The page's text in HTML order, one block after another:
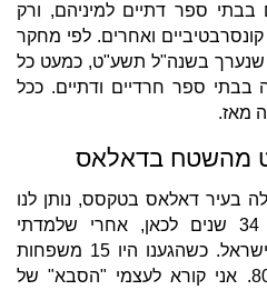
ל-90% לומדים בבתי ספר דתיים למיניהם, ורק
קונסרבטיביים ואחרים. לפי מחקר
שנערך בשנה"ל תשע"ט, כמעט כל
בבתי ספר חרדיים ודתיים. ככל
מאז.
מהשטח בדאלאס
בעיר דאלאס בטקסס, נותן לנו
מבט מהשטח. 'הגענו לפני 34 שנים לכאן, אחרי שלמדתי
בלייקווד, וגם כשלוש שנים בישראל. כשהגענו היו 15 משפחות
דתיות בעיר, היום יותר מ-800. אני קורא לעצמי "הסבא" של